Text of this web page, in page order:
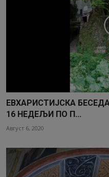
ЕВХАРИСТИЈСКА
16 НЕДЕЉИ ПО П...
Август 6, 2020